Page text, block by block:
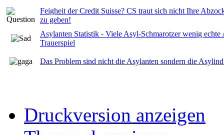
Feigheit der Credit Suisse? CS traut sich nicht Ihre
zu geben!
Asylanten Statistik - Viele Asyl-Schmarotzer wenig echte
Trauerspiel
Das Problem sind nicht die Asylanten sondern die
Druckversion anzeigen